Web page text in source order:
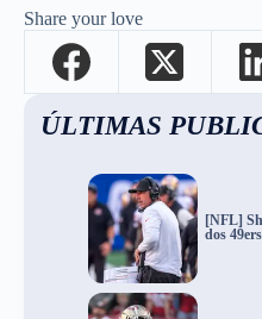
Share your love
ÚLTIMAS
[NFL]
dos